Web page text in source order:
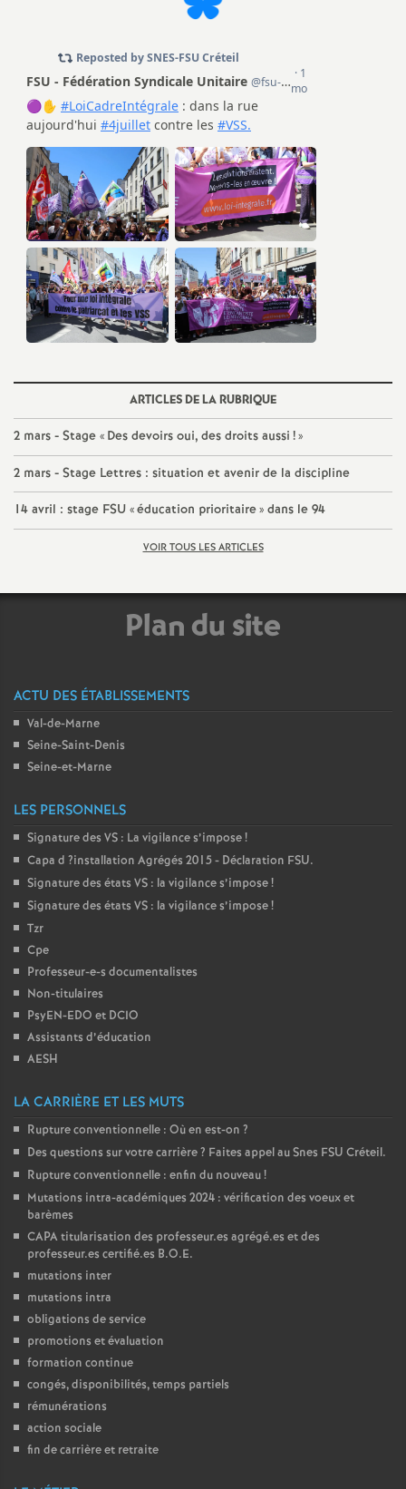
ARTICLES DE LA RUBRIQUE
2 mars - Stage « Des devoirs oui, des droits aussi !»
2 mars - Stage Lettres : situation et avenir de la discipline
14 avril : stage FSU «éducation prioritaire» dans le 94
VOIR TOUS LES ARTICLES
Plan du site
ACTU DES ÉTABLISSEMENTS
Val-de-Marne
Seine-Saint-Denis
Seine-et-Marne
LES PERSONNELS
Signature des VS : La vigilance s’impose!
Capa d ?installation Agrégés 2015 - Déclaration FSU.
Signature des états VS : la vigilance s’impose!
Signature des états VS : la vigilance s’impose!
Tzr
Cpe
Professeur-e-s documentalistes
Non-titulaires
PsyEN-EDO et DCIO
Assistants d’éducation
AESH
LA CARRIÈRE ET LES MUTS
Rupture conventionnelle : Où en est-on ?
Des questions sur votre carrière? Faites appel au Snes FSU Créteil.
Rupture conventionnelle : enfin du nouveau!
Mutations intra-académiques 2024 : vérification des voeux et
barèmes
CAPAtitularisation des professeur.es agrégé.es et des
professeur.es certifié.es B.O.E.
mutations inter
mutations intra
obligations de service
promotions et évaluation
formation continue
congés, disponibilités, temps partiels
rémunérations
action sociale
fin de carrière et retraite